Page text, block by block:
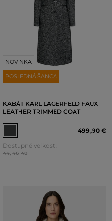
NOVINKA
POSLEDNÁ ŠANCA
KABÁT KARL LAGERFELD FAUX
LEATHER TRIMMED COAT
499,90 €
Dostupné veľkosti:
44, 46, 48